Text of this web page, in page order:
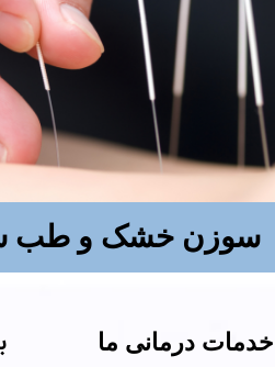
​سوزن خشک و طب
خدمات درمانی ما